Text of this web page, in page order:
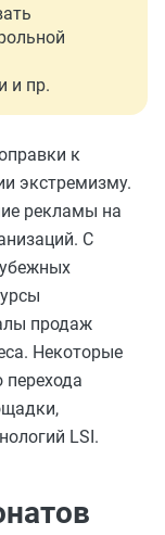
и пр.
к
экстремизму.
рекламы на
С
продаж
Некоторые
LSI.